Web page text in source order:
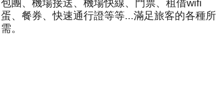
包團、機場接送、機場快線、門票、租借wifi
蛋、餐券、快速通行證等等...滿足旅客的各種所
需。